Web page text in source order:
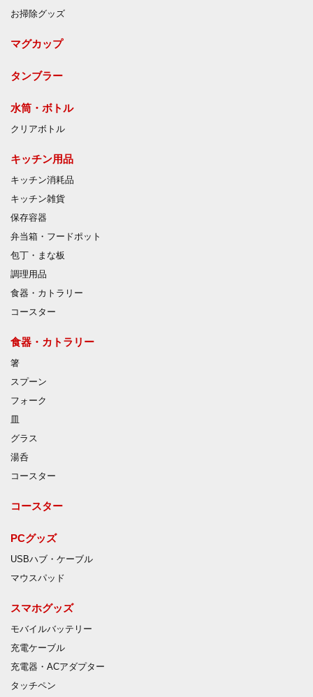
お掃除グッズ
マグカップ
タンブラー
水筒・ボトル
クリアボトル
キッチン用品
キッチン消耗品
キッチン雑貨
保存容器
弁当箱・フードポット
包丁・まな板
調理用品
食器・カトラリー
コースター
食器・カトラリー
箸
スプーン
フォーク
グラス
湯呑
コースター
コースター
PCグッズ
USBハブ・ケーブル
マウスパッド
スマホグッズ
モバイルバッテリー
充電ケーブル
充電器・ACアダプター
タッチペン